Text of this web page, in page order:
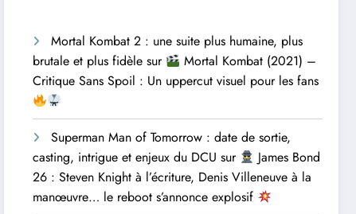
Mortal Kombat 2 : une suite plus humaine, plus
brutale et plus fidèle sur
Mortal Kombat (2021) –
Critique Sans Spoil : Un uppercut visuel pour les fans
Superman Man of Tomorrow : date de sortie,
casting, intrigue et enjeux du DCU sur
James Bond
26 : Steven Knight à l’écriture, Denis Villeneuve à la
manœuvre… le reboot s’annonce explosif